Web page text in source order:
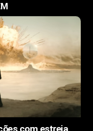
com estreia